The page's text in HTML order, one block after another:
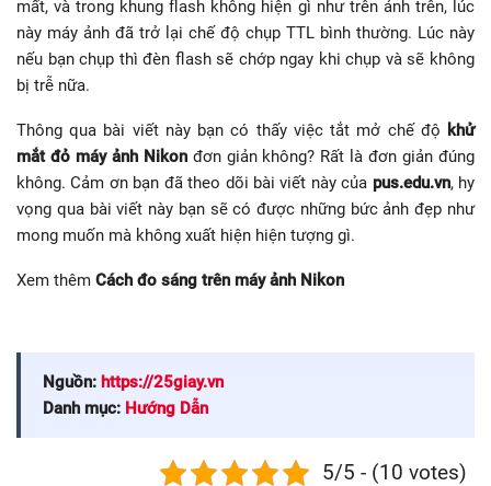
mất, và trong khung flash không hiện gì như trên ảnh trên, lúc
này máy ảnh đã trở lại chế độ chụp TTL bình thường. Lúc này
nếu bạn chụp thì đèn flash sẽ chớp ngay khi chụp và sẽ không
bị trễ nữa.
Thông qua bài viết này bạn có thấy việc tắt mở chế độ khử
mắt đỏ máy ảnh Nikonđơn giản không? Rất là đơn giản đúng
không. Cảm ơn bạn đã theo dõi bài viết này của pus.edu.vn, hy
vọng qua bài viết này bạn sẽ có được những bức ảnh đẹp như
mong muốn mà không xuất hiện hiện tượng gì.
Xem thêm Cách đo sáng trên máy ảnh Nikon
Nguồn: https://25giay.vn
Danh mục: Hướng Dẫn
5/5 - (10 votes)